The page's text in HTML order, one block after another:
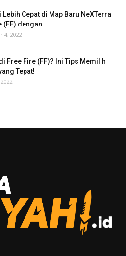
Lebih Cepat di Map Baru NeXTerra
(FF) dengan...
4, 2022
Free Fire (FF)? Ini Tips Memilih
Tepat!